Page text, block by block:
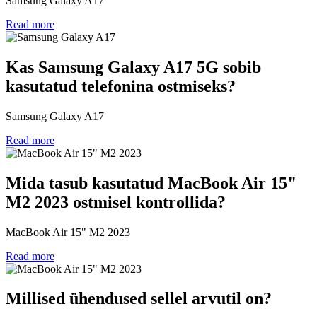
Read more
Kas Samsung Galaxy A17 5G sobib
kasutatud telefonina ostmiseks?
Samsung Galaxy A17
Read more
Mida tasub kasutatud MacBook Air 15"
M2 2023 ostmisel kontrollida?
MacBook Air 15" M2 2023
Read more
Millised ühendused sellel arvutil on?